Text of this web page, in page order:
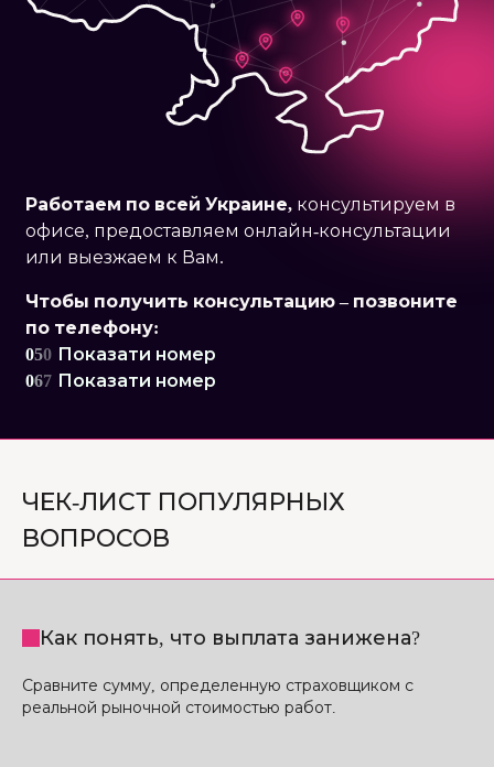
Работаем по всей Украине, консультируем в
офисе, предоставляем онлайн-консультации
или выезжаем к Вам.
Чтобы получить консультацию – позвоните
по телефону:
050 Показати номер
067 Показати номер
ЧЕК-ЛИСТ ПОПУЛЯРНЫХ
ВОПРОСОВ
Как понять, что выплата занижена?
Сравните сумму, определенную страховщиком с
реальной рыночной стоимостью работ.